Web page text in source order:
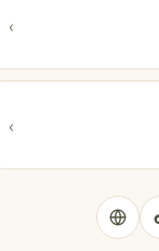
‹
‹